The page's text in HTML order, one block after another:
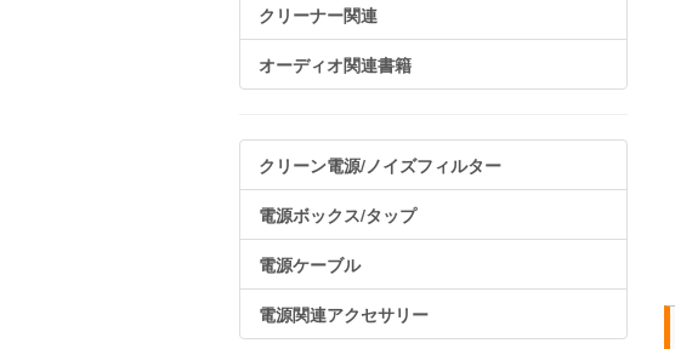
クリーナー関連
オーディオ関連書籍
クリーン電源/ノイズフィルター
電源ボックス/タップ
電源ケーブル
電源関連アクセサリー